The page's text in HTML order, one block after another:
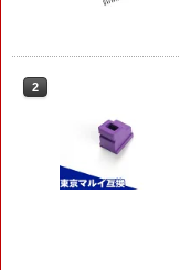
2